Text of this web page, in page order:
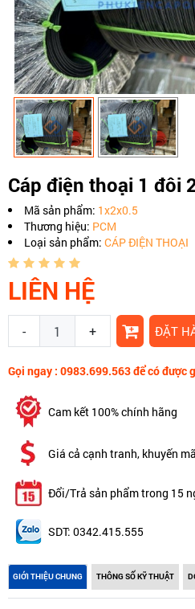
Cáp điện thoại 1 đôi
Mã sản phẩm: 1x2x0.5
Thương hiệu: PCM
Loại sản phẩm: CÁP ĐIỆN THOẠI
LIÊN HỆ
- + ĐẶT
Gọi ngay : 0983.699.563 để có được
Cam kết 100% chính hãng
Giá cả cạnh tranh, khuyến
Đổi/Trả sản phẩm trong 15
SDT: 0342.415.555
GIỚI THIỆU CHUNG THÔNG SỐ KỸ THUẬT